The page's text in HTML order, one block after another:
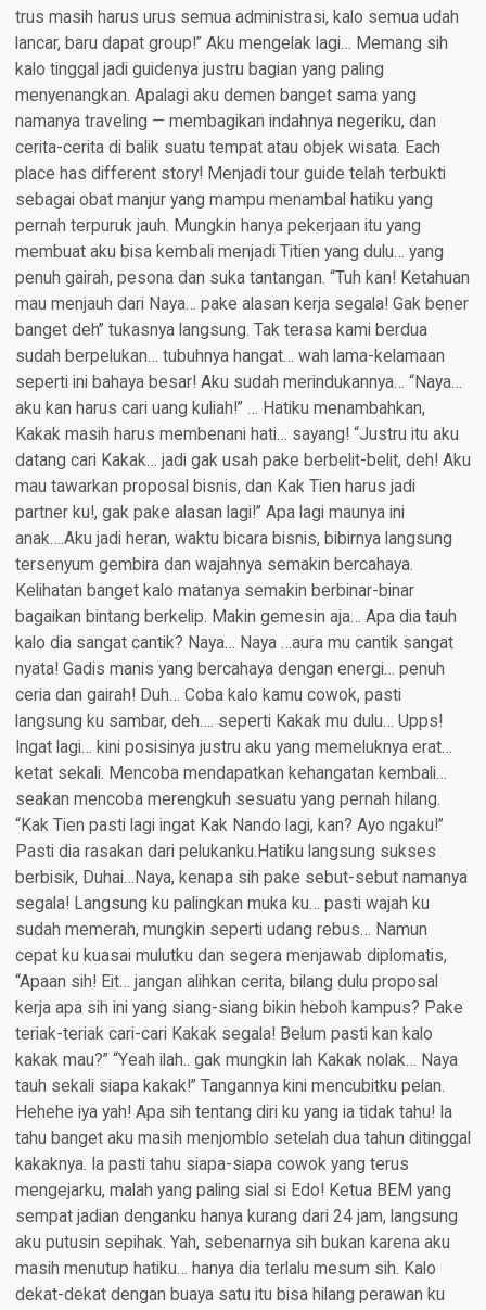
trus masih harus urus semua administrasi, kalo semua udah
lancar, baru dapat group!” Aku mengelak lagi… Memang sih
kalo tinggal jadi guidenya justru bagian yang paling
menyenangkan. Apalagi aku demen banget sama yang
namanya traveling — membagikan indahnya negeriku, dan
cerita-cerita di balik suatu tempat atau objek wisata. Each
place has different story! Menjadi tour guide telah terbukti
sebagai obat manjur yang mampu menambal hatiku yang
pernah terpuruk jauh. Mungkin hanya pekerjaan itu yang
membuat aku bisa kembali menjadi Titien yang dulu… yang
penuh gairah, pesona dan suka tantangan. “Tuh kan! Ketahuan
mau menjauh dari Naya… pake alasan kerja segala! Gak bener
banget deh” tukasnya langsung. Tak terasa kami berdua
sudah berpelukan… tubuhnya hangat… wah lama-kelamaan
seperti ini bahaya besar! Aku sudah merindukannya… “Naya…
aku kan harus cari uang kuliah!” … Hatiku menambahkan,
Kakak masih harus membenani hati… sayang! “Justru itu aku
datang cari Kakak… jadi gak usah pake berbelit-belit, deh! Aku
mau tawarkan proposal bisnis, dan Kak Tien harus jadi
partner ku!, gak pake alasan lagi!” Apa lagi maunya ini
anak….Aku jadi heran, waktu bicara bisnis, bibirnya langsung
tersenyum gembira dan wajahnya semakin bercahaya.
Kelihatan banget kalo matanya semakin berbinar-binar
bagaikan bintang berkelip. Makin gemesin aja… Apa dia tauh
kalo dia sangat cantik? Naya… Naya …aura mu cantik sangat
nyata! Gadis manis yang bercahaya dengan energi… penuh
ceria dan gairah! Duh… Coba kalo kamu cowok, pasti
langsung ku sambar, deh…. seperti Kakak mu dulu… Upps!
Ingat lagi… kini posisinya justru aku yang memeluknya erat…
ketat sekali. Mencoba mendapatkan kehangatan kembali…
seakan mencoba merengkuh sesuatu yang pernah hilang.
“Kak Tien pasti lagi ingat Kak Nando lagi, kan? Ayo ngaku!”
Pasti dia rasakan dari pelukanku.Hatiku langsung sukses
berbisik, Duhai…Naya, kenapa sih pake sebut-sebut namanya
segala! Langsung ku palingkan muka ku… pasti wajah ku
sudah memerah, mungkin seperti udang rebus… Namun
cepat ku kuasai mulutku dan segera menjawab diplomatis,
“Apaan sih! Eit… jangan alihkan cerita, bilang dulu proposal
kerja apa sih ini yang siang-siang bikin heboh kampus? Pake
teriak-teriak cari-cari Kakak segala! Belum pasti kan kalo
kakak mau?” “Yeah ilah.. gak mungkin lah Kakak nolak… Naya
tauh sekali siapa kakak!” Tangannya kini mencubitku pelan.
Hehehe iya yah! Apa sih tentang diri ku yang ia tidak tahu! Ia
tahu banget aku masih menjomblo setelah dua tahun ditinggal
kakaknya. Ia pasti tahu siapa-siapa cowok yang terus
mengejarku, malah yang paling sial si Edo! Ketua BEM yang
sempat jadian denganku hanya kurang dari 24 jam, langsung
aku putusin sepihak. Yah, sebenarnya sih bukan karena aku
masih menutup hatiku… hanya dia terlalu mesum sih. Kalo
dekat-dekat dengan buaya satu itu bisa hilang perawan ku